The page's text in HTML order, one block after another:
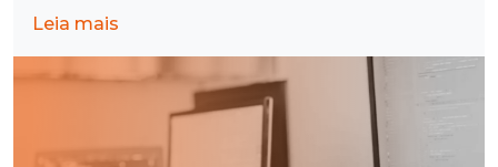
Leia mais